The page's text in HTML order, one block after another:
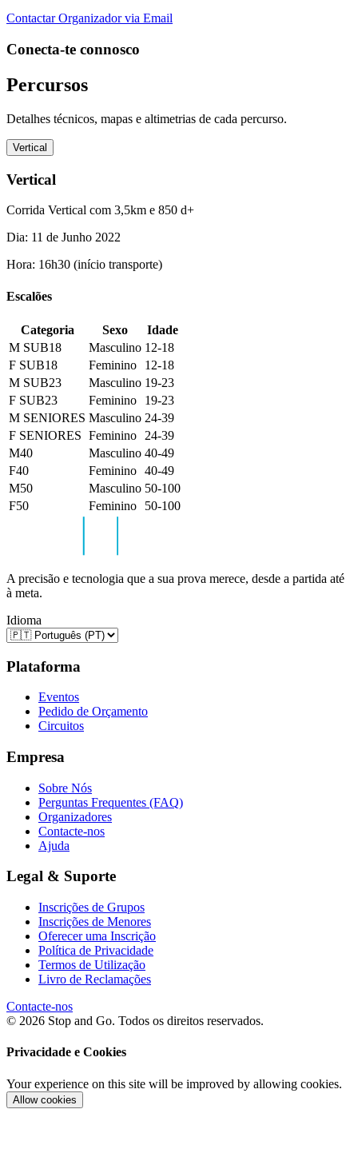
Contactar Organizador via Email
Conecta-te connosco
Percursos
Detalhes técnicos, mapas e altimetrias de cada percurso.
Vertical
Vertical
Corrida Vertical com 3,5km e 850 d+
Dia: 11 de Junho 2022
Hora: 16h30 (início transporte)
Escalões
Categoria Sexo
Idade
M SUB18
Masculino 12-18
F SUB18
Feminino
12-18
M SUB23
Masculino 19-23
F SUB23
Feminino
19-23
M SENIORES Masculino 24-39
F SENIORES Feminino
24-39
M40
Masculino 40-49
F40
Feminino 40-49
M50
Masculino 50-100
F50
Feminino 50-100
A precisão e tecnologia que a sua prova merece, desde a partida até
à meta.
Idioma
Plataforma
Eventos
Pedido de Orçamento
Circuitos
Empresa
Sobre Nós
Perguntas Frequentes (FAQ)
Organizadores
Contacte-nos
Ajuda
Legal & Suporte
Inscrições de Grupos
Inscrições de Menores
Oferecer uma Inscrição
Política de Privacidade
Termos de Utilização
Livro de Reclamações
Contacte-nos
© 2026 Stop and Go. Todos os direitos reservados.
Privacidade e Cookies
Your experience on this site will be improved by allowing cookies.
Allow cookies